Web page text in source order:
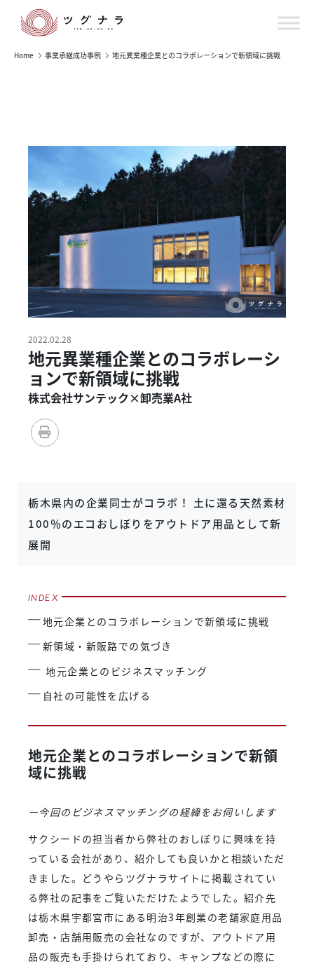
Home 事業承継成功事例 地元異業種企業とのコラボレーションで新領域に挑戦
2022.02.28
地元異業種企業とのコラボレーシ
ョンで新領域に挑戦
株式会社サンテック×卸売業A社
栃木県内の企業同士がコラボ！ 土に還る天然素材
100％のエコおしぼりをアウトドア用品として新
展開
地元企業とのコラボレーションで新領域に挑戦
新領域・新販路での気づき
地元企業とのビジネスマッチング
自社の可能性を広げる
地元企業とのコラボレーションで新領
域に挑戦
ー今回のビジネスマッチングの経緯をお伺いします
サクシードの担当者から弊社のおしぼりに興味を持
っている会社があり、紹介しても良いかと相談いただ
きました。どうやらツグナラサイトに掲載されてい
る弊社の記事をご覧いただけたようでした。紹介先
は栃木県宇都宮市にある明治3年創業の老舗家庭用品
卸売・店舗用販売の会社なのですが、アウトドア用
品の販売も手掛けられており、キャンプなどの際に